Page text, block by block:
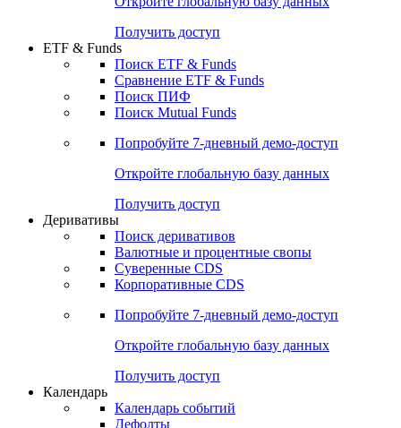
Попробуйте7-дневный
Откройте глобальную базу данных
Получить доступ
ETF & Funds
Сравнение ETF & Funds
Поиск Mutual Funds
Попробуйте7-дневный
Откройте глобальную базу данных
Получить доступ
Деривативы
Валютные и процентные свопы
Корпоративные CDS
Попробуйте7-дневный
Откройте глобальную базу данных